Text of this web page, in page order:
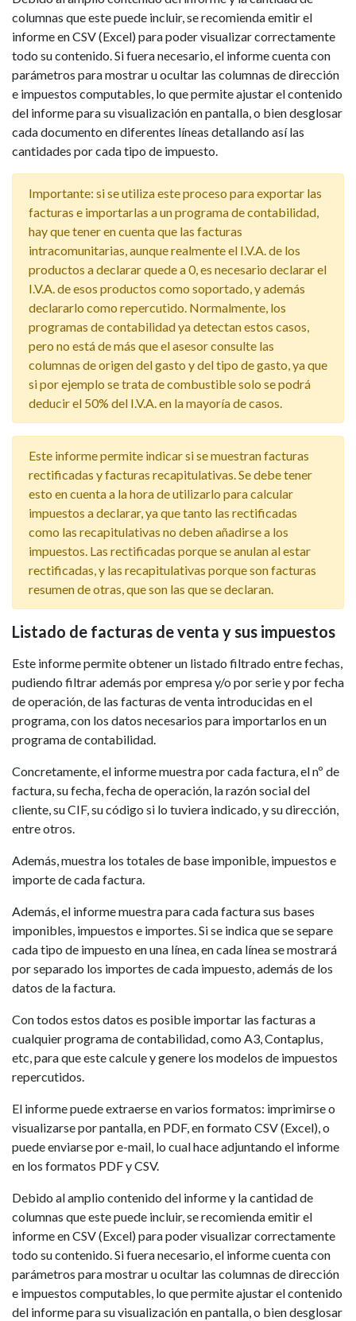
columnas que este puede incluir, se recomienda emitir el
informe en CSV (Excel) para poder visualizar correctamente
todo su contenido. Si fuera necesario, el informe cuenta con
parámetros para mostrar u ocultar las columnas de dirección
e impuestos computables, lo que permite ajustar el contenido
del informe para su visualización en pantalla, o bien desglosar
cada documento en diferentes líneas detallando así las
cantidades por cada tipo de impuesto.
Importante: si se utiliza este proceso para exportar las
facturas e importarlas a un programa de contabilidad,
hay que tener en cuenta que las facturas
intracomunitarias, aunque realmente el I.V.A. de los
productos a declarar quede a 0, es necesario declarar el
I.V.A. de esos productos como soportado, y además
declararlo como repercutido. Normalmente, los
programas de contabilidad ya detectan estos casos,
pero no está de más que el asesor consulte las
columnas de origen del gasto y del tipo de gasto, ya que
si por ejemplo se trata de combustible solo se podrá
deducir el 50% del I.V.A. en la mayoría de casos.
Este informe permite indicar si se muestran facturas
rectificadas y facturas recapitulativas. Se debe tener
esto en cuenta a la hora de utilizarlo para calcular
impuestos a declarar, ya que tanto las rectificadas
como las recapitulativas no deben añadirse a los
impuestos. Las rectificadas porque se anulan al estar
rectificadas, y las recapitulativas porque son facturas
resumen de otras, que son las que se declaran.
Listado de facturas de venta y sus impuestos
Este informe permite obtener un listado filtrado entre fechas,
pudiendo filtrar además por empresa y/o por serie y por fecha
de operación, de las facturas de venta introducidas en el
programa, con los datos necesarios para importarlos en un
programa de contabilidad.
Concretamente, el informe muestra por cada factura, el nº de
factura, su fecha, fecha de operación, la razón social del
cliente, su CIF, su código si lo tuviera indicado, y su dirección,
entre otros.
Además, muestra los totales de base imponible, impuestos e
importe de cada factura.
Además, el informe muestra para cada factura sus bases
imponibles, impuestos e importes. Si se indica que se separe
cada tipo de impuesto en una línea, en cada línea se mostrará
por separado los importes de cada impuesto, además de los
datos de la factura.
Con todos estos datos es posible importar las facturas a
cualquier programa de contabilidad, como A3, Contaplus,
etc, para que este calcule y genere los modelos de impuestos
repercutidos.
El informe puede extraerse en varios formatos: imprimirse o
visualizarse por pantalla, en PDF, en formato CSV (Excel), o
puede enviarse por e-mail, lo cual hace adjuntando el informe
en los formatos PDF y CSV.
Debido al amplio contenido del informe y la cantidad de
columnas que este puede incluir, se recomienda emitir el
informe en CSV (Excel) para poder visualizar correctamente
todo su contenido. Si fuera necesario, el informe cuenta con
parámetros para mostrar u ocultar las columnas de dirección
e impuestos computables, lo que permite ajustar el contenido
del informe para su visualización en pantalla, o bien desglosar